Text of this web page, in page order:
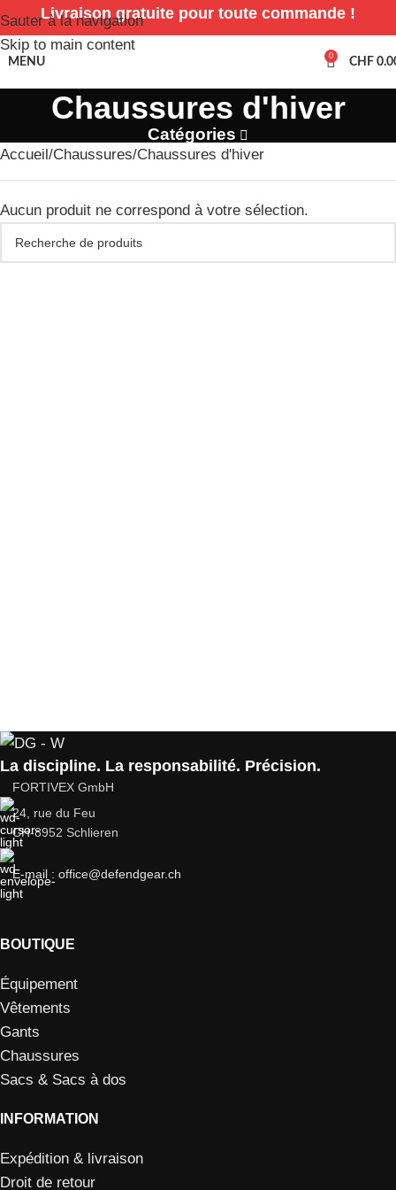
Sauter à la navigation
Skip to main content
Livraison gratuite pour toute commande !
MENU 0 CHF
Chaussures d'hiver
Catégories
Accueil Chaussures Chaussures d'hiver
Aucun produit ne correspond à votre sélection.
La discipline. La responsabilité. Précision.
FORTIVEX GmbH
24, rue du Feu
CH-8952 Schlieren
E-mail : office@defendgear.ch
BOUTIQUE
Équipement
Vêtements
Gants
Chaussures
Sacs & Sacs à dos
INFORMATION
Expédition & livraison
Droit de retour